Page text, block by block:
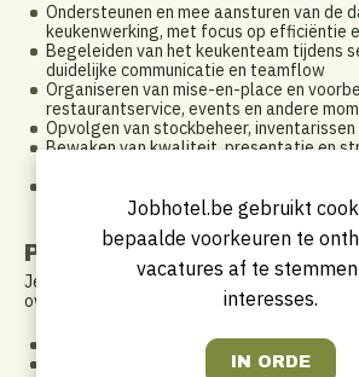
Ondersteunen en mee aansturen van de
keukenwerking, met focus op efficiëntie
Begeleiden van het keukenteam tijdens
duidelijke communicatie en teamflow
Organiseren van mise-en-place en
restaurantservice, events en andere
Opvolgen van stockbeheer,
Bewaken van kwaliteit, presentatie en
foodcost-opvolging en digitale
Profiel
Je bent een hands-on keukenprofessional
overzicht en de kwaliteit bewaart.
Minstens 1 jaar ervaring in een
Ervaring in een hotel- of multi-concept
Jobhotel.be gebruikt
bepaalde voorkeuren te
vacatures af te
interesses.